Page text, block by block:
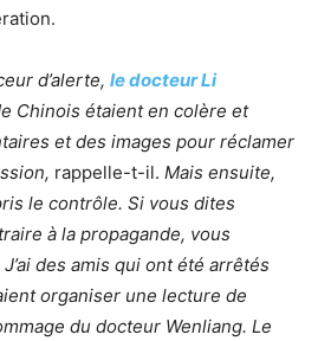
d’alerte, le docteur Li
Chinois étaient en colère et
et des images pour réclamer
rappelle-t-il. Mais ensuite,
le contrôle. Si vous dites
à la propagande, vous
des amis qui ont été arrêtés
organiser une lecture de
du docteur Wenliang. Le